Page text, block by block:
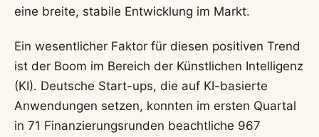
eine breite, stabile Entwicklung im Markt.
Ein wesentlicher Faktor für diesen positiven Trend
ist der Boom im Bereich der Künstlichen Intelligenz
(KI). Deutsche Start-ups, die auf KI-basierte
Anwendungen setzen, konnten im ersten Quartal
in 71 Finanzierungsrunden beachtliche 967